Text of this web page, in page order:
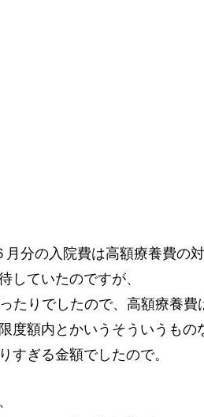
分の入院費は高額療養費の
していたのですが、
りでしたので、高額療養費
額内とかいうそういうもの
すぎる金額でしたので。